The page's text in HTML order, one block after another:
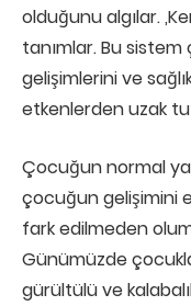
olduğunu algılar.
tanımlar. Bu sistem
gelişimlerini ve
etkenlerden uzak
Çocuğun normal
çocuğun gelişimini
fark edilmeden
Günümüzde
gürültülü ve